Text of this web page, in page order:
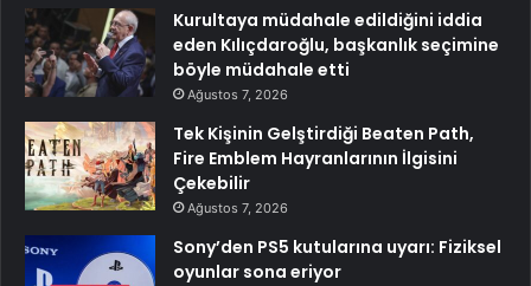
Kurultaya müdahale edildiğini iddia
eden Kılıçdaroğlu, başkanlık seçimine
böyle müdahale etti
Ağustos 7, 2026
Tek Kişinin Gelştirdiği Beaten Path,
Fire Emblem Hayranlarının İlgisini
Çekebilir
Ağustos 7, 2026
Sony’den PS5 kutularına uyarı: Fiziksel
oyunlar sona eriyor